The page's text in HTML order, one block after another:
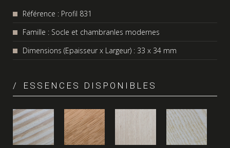
Référence : Profil 831
Famille : Socle et chambranles modernes
Dimensions (Epaisseur x Largeur) : 33 x 34 mm
ESSENCES DISPONIBLES